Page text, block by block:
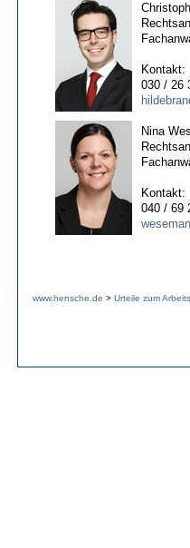
Kontakt:
030 / 26
Nina
Kontakt:
040 / 69
www.hensche.de > Urteile zum